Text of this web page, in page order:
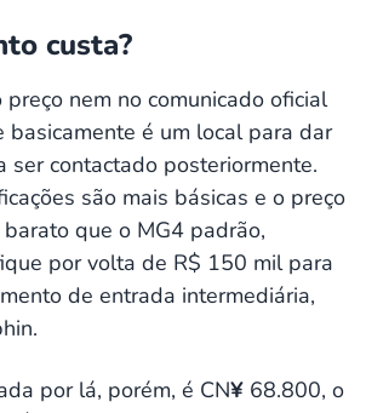
custa?
nem no comunicado oficial
basicamente é um local para dar
ser contactado posteriormente.
são mais básicas e o preço
que o MG4 padrão,
por volta de R$ 150 mil para
de entrada intermediária,
por lá, porém, é CN¥ 68.800, o